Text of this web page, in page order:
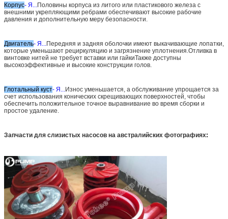
Корпус- Я...Половины корпуса из литого или пластикового железа с
внешними укрепляющими ребрами обеспечивают высокие рабочие
давления и дополнительную меру безопасности.
Двигатель- Я...Передняя и задняя оболочки имеют выкачивающие лопатки,
которые уменьшают рециркуляцию и загрязнение уплотнения.Отливка в
винтовке нитей не требует вставки или гайкиТакже доступны
высокоэффективные и высокие конструкции голов.
Глотальный куст- Я...Износ уменьшается, а обслуживание упрощается за
счет использования конических скрещивающих поверхностей, чтобы
обеспечить положительное точное выравнивание во время сборки и
простое удаление.
Запчасти для слизистых насосов на австралийских фотографиях: